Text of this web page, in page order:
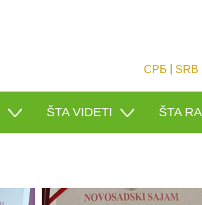
СРБ SRB
ŠTA VIDETI ŠTA